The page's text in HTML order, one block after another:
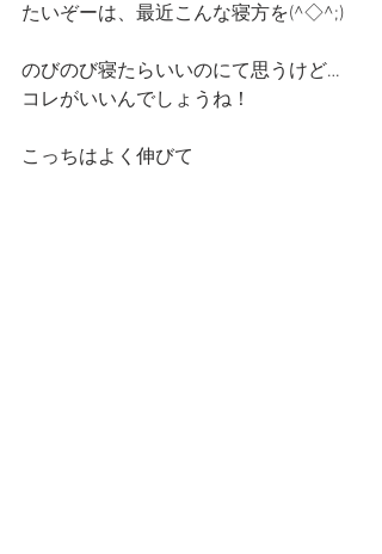
たいぞーは、最近こんな寝方を(^◇^;)
のびのび寝たらいいのにて思うけど…
コレがいいんでしょうね！
こっちはよく伸びて